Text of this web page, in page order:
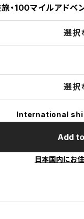
・100マイルアドベ
選択
選択
International
Add
日本国内にお